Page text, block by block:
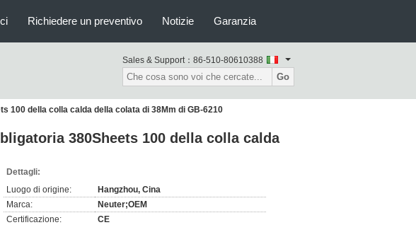
Richiedere un preventivo Notizie Garanzia
Sales & Support： 86-510-80610388
Go
100 della colla calda della colata di 38Mm di GB-6210
380Sheets 100 della colla calda
Dettagli:
Luogo di origine:
Hangzhou, Cina
Marca:
Neuter;OEM
Certificazione:
CE